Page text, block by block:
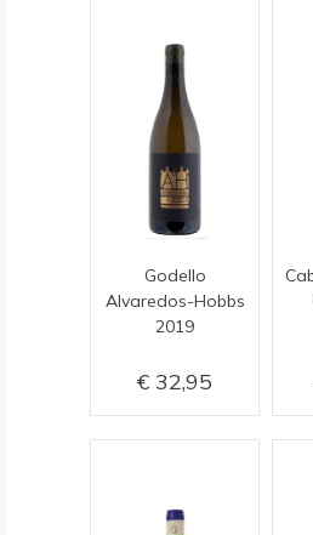
Godello
Alvaredos-Hobbs
2019
32,95